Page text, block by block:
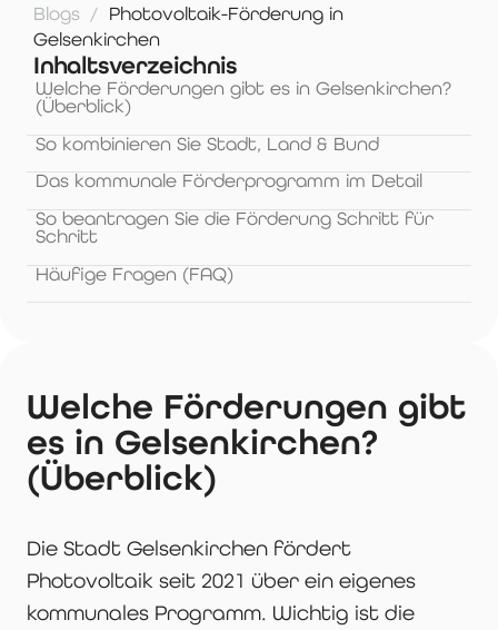
Blogs / Photovoltaik-Förderung in
Gelsenkirchen
Inhaltsverzeichnis
Welche Förderungen gibt es in Gelsenkirchen?
(Überblick)
So kombinieren Sie Stadt, Land & Bund
Das kommunale Förderprogramm im Detail
So beantragen Sie die Förderung Schritt für
Schritt
Häufige Fragen (FAQ)
Welche Förderungen gibt
es in Gelsenkirchen?
(Überblick)
Die Stadt Gelsenkirchen fördert
Photovoltaik seit 2021 über ein eigenes
kommunales Programm. Wichtig ist die